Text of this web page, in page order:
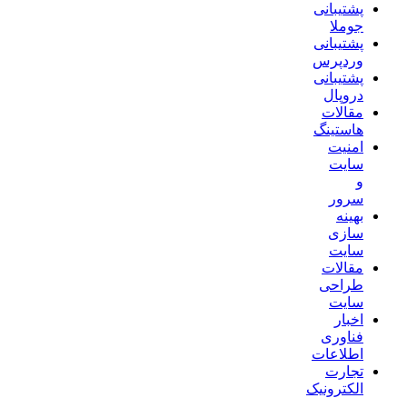
پشتیبانی
جوملا
پشتیبانی
وردپرس
پشتیبانی
دروپال
مقالات
هاستینگ
امنیت
سایت
و
سرور
بهینه
سازی
سایت
مقالات
طراحی
سایت
اخبار
فناوری
اطلاعات
تجارت
الکترونیک